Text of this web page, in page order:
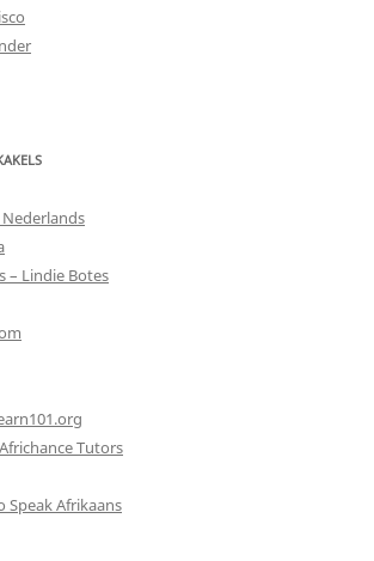
– Lindie Botes
Tutors
Speak Afrikaans